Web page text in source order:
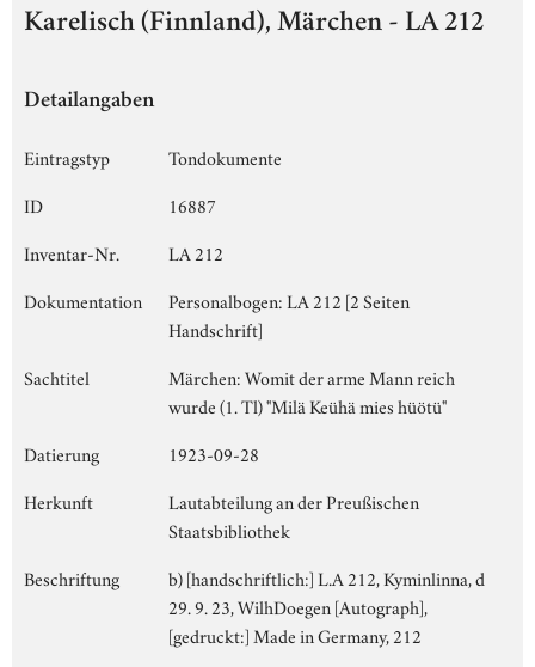
Karelisch (Finnland), Märchen - LA 212
Detailangaben
Eintragstyp
Tondokumente
ID
16887
Inventar-Nr.
LA 212
Dokumentation
Personalbogen: LA 212 [2 Seiten
Handschrift]
Sachtitel
Märchen: Womit der arme Mann reich
wurde (1. Tl) "Milä Keühä mies hüötü"
Datierung
1923-09-28
Herkunft
Lautabteilung an der Preußischen
Staatsbibliothek
Beschriftung
b) [handschriftlich:] L.A 212, Kyminlinna, d
29. 9. 23, WilhDoegen [Autograph],
[gedruckt:] Made in Germany, 212